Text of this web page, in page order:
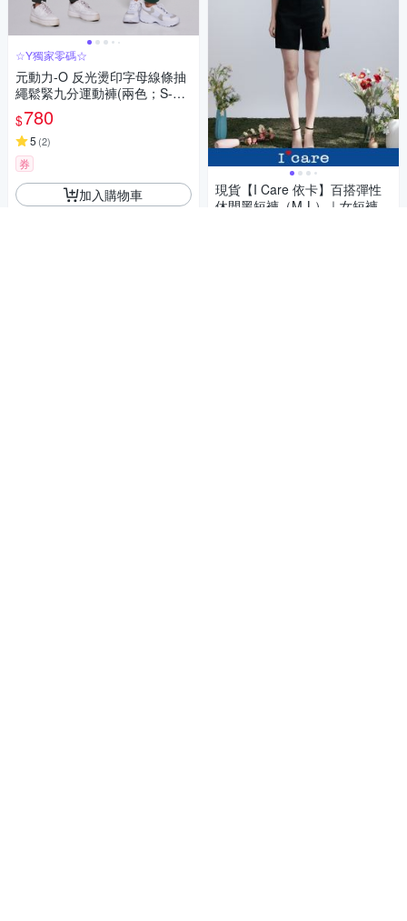
☆Y獨家零碼☆
元動力-O 反光燙印字母線條抽
繩鬆緊九分運動褲(兩色；S-L)4
223256808
$780
5 (2)
券
加入購物車
現貨【I Care 依卡】百搭彈性
休閒黑短褲（M-L）｜女短褲